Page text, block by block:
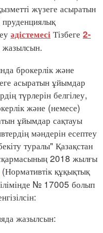
жүзеге асыратын
әдістемесі Тізбеге 2-
жазылсын.
брокерлік және
асыратын ұйымдар
түрлерін белгілеу,
және (немесе)
ұйымдар сақтауы
мәндерін есептеу
туралы" Қазақстан
2018 жылғы
(Нормативтік құқықтық
№ 17005 болып
жазылсын: